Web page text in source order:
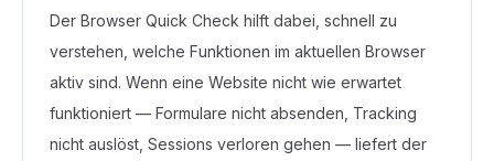
Der Browser Quick Check hilft dabei, schnell zu
verstehen, welche Funktionen im aktuellen Browser
aktiv sind. Wenn eine Website nicht wie erwartet
funktioniert — Formulare nicht absenden, Tracking
nicht auslöst, Sessions verloren gehen — liefert der